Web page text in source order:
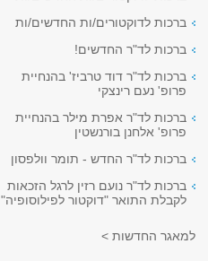
ברכות לדוקטורים/ות החדשים/ות
ברכות לד"ר החדשים!
ברכות לד"ר דוד טרביז' בהנחיית
פרופ' נעם רינצקי
ברכות לד"ר אפרת מילר בהנחיית
פרופ' אלחנן בורנשטין
ברכות לד"ר החדש - תומר וולפסון
ברכות לד"ר נועם רזין לרגל הזכאות
לקבלת התואר "דוקטור לפילוסופיה"
למאגר החדשות >